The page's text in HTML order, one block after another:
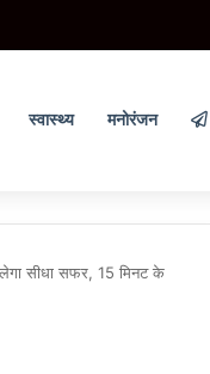
पर उठे सवाल
स्वास्थ्य मनोरंजन
सीधा सफर, 15 मिनट के